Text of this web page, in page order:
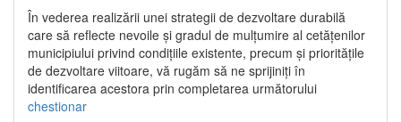
În vederea realizării unei strategii de dezvoltare durabilă
care să reflecte nevoile și gradul de mulțumire al cetățenilor
municipiului privind condițiile existente, precum și prioritățile
de dezvoltare viitoare, vă rugăm să ne sprijiniți în
identificarea acestora prin completarea următorului
chestionar